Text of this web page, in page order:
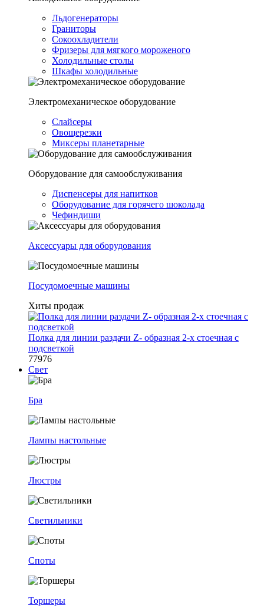
Льдогенераторы
Граниторы
Сокоохладители
Фризеры для мягкого мороженого
Холодильные столы
Шкафы холодильные
Электромеханическое оборудование
Слайсеры
Овощерезки
Миксеры планетарные
Оборудование для самообслуживания
Диспенсеры для напитков
Оборудование для горячего шоколада
Чефиндиши
Аксессуары для оборудования
Посудомоечные машины
Хиты продаж
Полка для линии раздачи Z- образная 2-х стоечная с
подсветкой
77976
Свет
Бра
Лампы настольные
Люстры
Светильники
Споты
Торшеры